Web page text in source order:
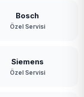
Bosch
Özel Servisi
Siemens
Özel Servisi